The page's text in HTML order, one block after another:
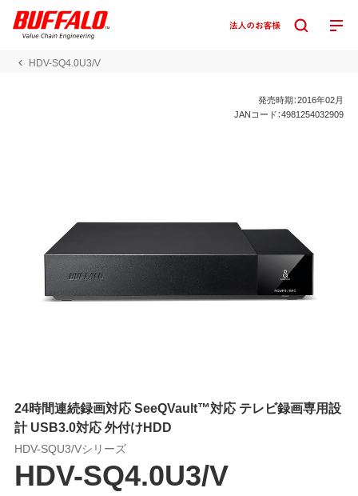
HDV-SQ4.0U3/V
発売時期：2016年02月
JANコード：4981254032909
24時間連続録画対応 SeeQVault™対応 テレビ録画専用設
計 USB3.0対応 外付けHDD
HDV-SQU3/Vシリーズ
HDV-SQ4.0U3/V